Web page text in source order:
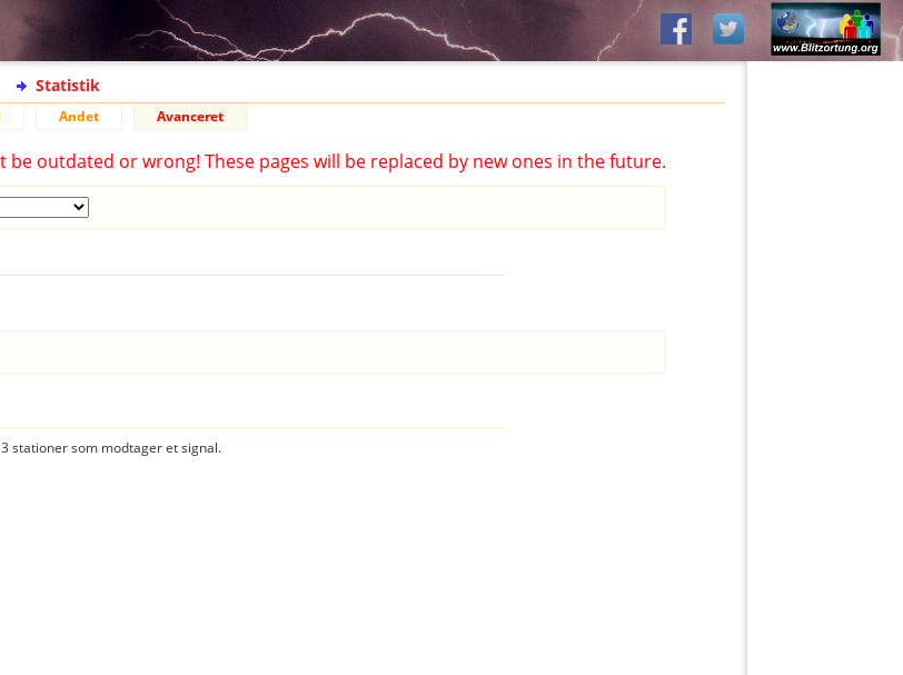
Statistik
Andet Avanceret
outdated or wrong! These pages will be replaced by new ones in the future.
stationer som modtager et signal.